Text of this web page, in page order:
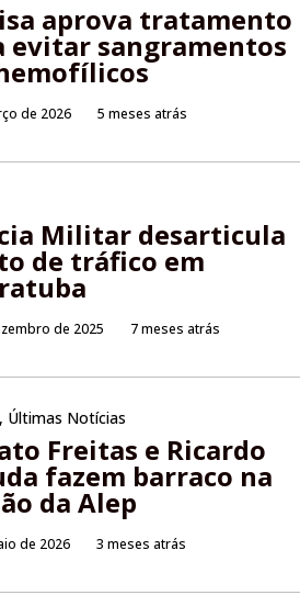
aprova tratamento
evitar sangramentos
de 2026 5 meses atrás
Militar desarticula
de tráfico em
de 2025 7 meses atrás
, Últimas Notícias
Freitas e Ricardo
fazem barraco na
da Alep
de 2026 3 meses atrás